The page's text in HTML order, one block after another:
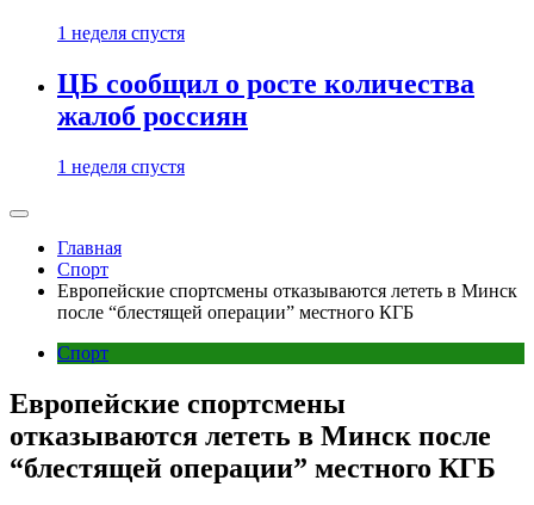
1 неделя спустя
ЦБ сообщил о росте количества
жалоб россиян
1 неделя спустя
Главная
Спорт
Европейские спортсмены отказываются лететь в Минск
после “блестящей операции” местного КГБ
Спорт
Европейские спортсмены
отказываются лететь в Минск после
“блестящей операции” местного КГБ